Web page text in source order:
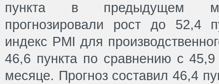
пункта в предыдущем
прогнозировали рост до 52,4
индекс PMI для
46,6 пункта по сравнению с
месяце. Прогноз составил 46,4